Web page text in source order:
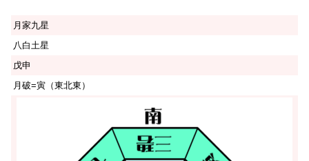
月家九星
八白土星
戊申
月破=寅（東北東）